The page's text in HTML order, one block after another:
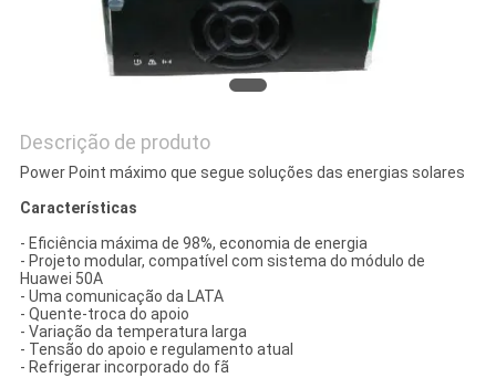
Descrição de produto
Power Point máximo que segue soluções das energias solares
Características
- Eficiência máxima de 98%, economia de energia
- Projeto modular, compatível com sistema do módulo de
Huawei 50A
- Uma comunicação da LATA
- Quente-troca do apoio
- Variação da temperatura larga
- Tensão do apoio e regulamento atual
- Refrigerar incorporado do fã